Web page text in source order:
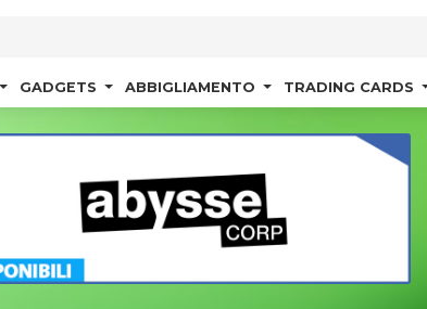
GADGETS ABBIGLIAMENTO TRADING CARDS